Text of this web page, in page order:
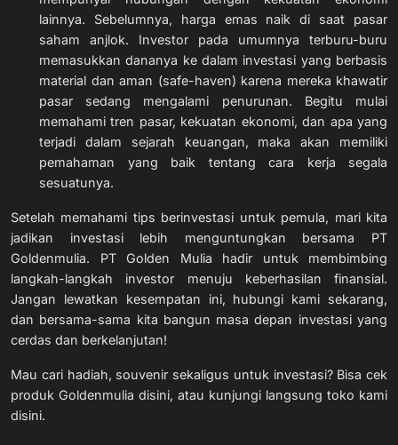
lainnya. Sebelumnya, harga emas naik di saat pasar
saham anjlok. Investor pada umumnya terburu-buru
memasukkan dananya ke dalam investasi yang berbasis
material dan aman (safe-haven) karena mereka khawatir
pasar sedang mengalami penurunan. Begitu mulai
memahami tren pasar, kekuatan ekonomi, dan apa yang
terjadi dalam sejarah keuangan, maka akan memiliki
pemahaman yang baik tentang cara kerja segala
sesuatunya.
Setelah memahami tips berinvestasi untuk pemula, mari kita
jadikan investasi lebih menguntungkan bersama PT
Goldenmulia. PT Golden Mulia hadir untuk membimbing
langkah-langkah investor menuju keberhasilan finansial.
Jangan lewatkan kesempatan ini, hubungi kami sekarang,
dan bersama-sama kita bangun masa depan investasi yang
cerdas dan berkelanjutan!
Mau cari hadiah, souvenir sekaligus untuk investasi? Bisa cek
produk Goldenmulia disini, atau kunjungi langsung toko kami
disini.